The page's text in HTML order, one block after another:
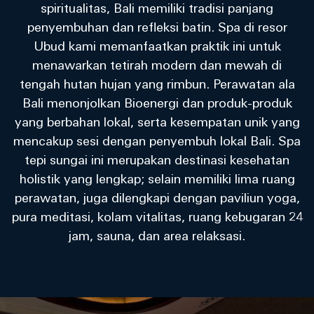
spiritualitas, Bali memiliki tradisi panjang
penyembuhan dan refleksi batin. Spa di resor
Ubud kami memanfaatkan praktik ini untuk
menawarkan tetirah modern dan mewah di
tengah hutan hujan yang rimbun. Perawatan ala
Bali menonjolkan Bioenergi dan produk-produk
yang berbahan lokal, serta kesempatan unik yang
mencakup sesi dengan penyembuh lokal Bali. Spa
tepi sungai ini merupakan destinasi kesehatan
holistik yang lengkap; selain memiliki lima ruang
perawatan, juga dilengkapi dengan paviliun yoga,
pura meditasi, kolam vitalitas, ruang kebugaran 24
jam, sauna, dan area relaksasi.